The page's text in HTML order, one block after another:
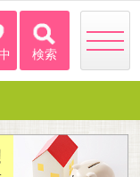
toggle